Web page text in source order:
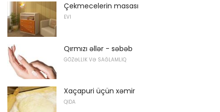
Çekmecelerin masası
EVI
Qırmızı əllər - səbəb
GÖZƏLLIK VƏ SAĞLAMLIQ
Xaçapuri üçün xəmir
QIDA